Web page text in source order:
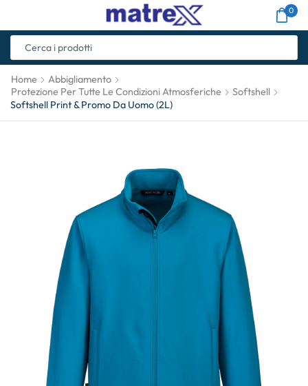
0
Home
Abbigliamento
Protezione Per Tutte Le Condizioni Atmosferiche
Softshell
Softshell Print & Promo Da Uomo (2L)